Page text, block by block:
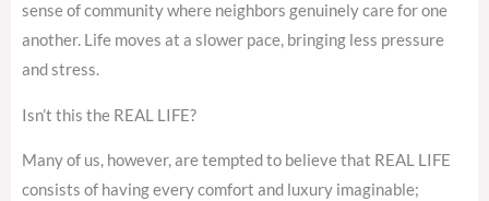
sense of community where neighbors genuinely care for one
another. Life moves at a slower pace, bringing less pressure
and stress.
Isn’t this the REAL LIFE?
Many of us, however, are tempted to believe that REAL LIFE
consists of having every comfort and luxury imaginable;